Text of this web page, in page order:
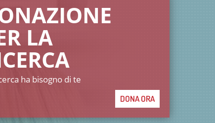
LA
ha bisogno di te
DONA ORA